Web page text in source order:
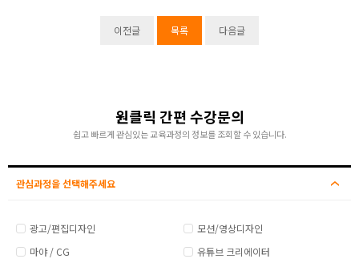
이전글 목록 다음글
원클릭 간편 수강문의
쉽고 빠르게 관심있는 교육과정의 정보를 조회할 수 있습니다.
관심과정을 선택해주세요
광고/편집디자인
모션/영상디자인
마야 / CG
유튜브 크리에이터